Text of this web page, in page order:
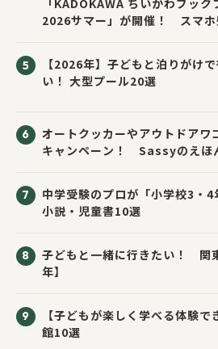
「KADOKAWA ちいかわブック
2026サマー」が開催！ スマホ
【2026年】子どもと泊りがけ
い！ 大型プール20選
オートクッカーやアウトドアワ
キャンペーン！ Sassyのえほ
中学受験のプロが「小学校3・
小説・児童書10選
子どもと一緒に行きたい！ 関
年】
【子どもが楽しく学べる体験
館10選